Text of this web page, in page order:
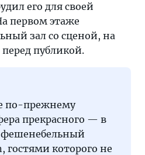
его для своей
первом этаже
зал со сценой, на
публикой.
по-прежнему
прекрасного — в
фешенебельный
гостями которого не